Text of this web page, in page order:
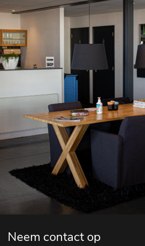
Neem contact op